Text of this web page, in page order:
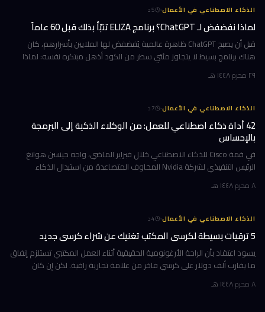
الذكاء الاصطناعي في الأعمال·
5د
لماذا نفضفض لـ ChatGPT؟ برنامج ELIZA تنبّأ بذلك قبل 60 عاماً
قبل أن يصبح ChatGPT ظاهرة عالمية يُفضفض لها الملايين بأسرارهم، كان
هناك برنامج بسيط لا يتجاوز مئتي سطر من الكود أذهل مبتكره نفسه: لماذا
٢٩ محرم ١٤٤٨ هـ
الذكاء الاصطناعي في الأعمال·
7د
42 أداة ذكاء اصطناعي للعمل: من الوكلاء الذكية إلى البرمجة
بالإحساس
في قمة Cisco للذكاء الاصطناعي خلال فبراير الماضي، واجه جينسن هوانغ
الرئيس التنفيذي لشركة Nvidia المخاوف المتصاعدة من استبدال الذكاء
٨ محرم ١٤٤٨ هـ
الذكاء الاصطناعي في الأعمال·
4د
5 ترقيات بسيطة لكرسي المكتب تغنيك عن شراء كرسي جديد
يسود اعتقاد بأن الراحة الأرغونومية الحقيقية أثناء العمل المكتبي تستلزم إنفاق
ما يقارب ألف دولار على كرسي فاخر من علامة تجارية راقية. لكن إن كان
٨ محرم ١٤٤٨ هـ